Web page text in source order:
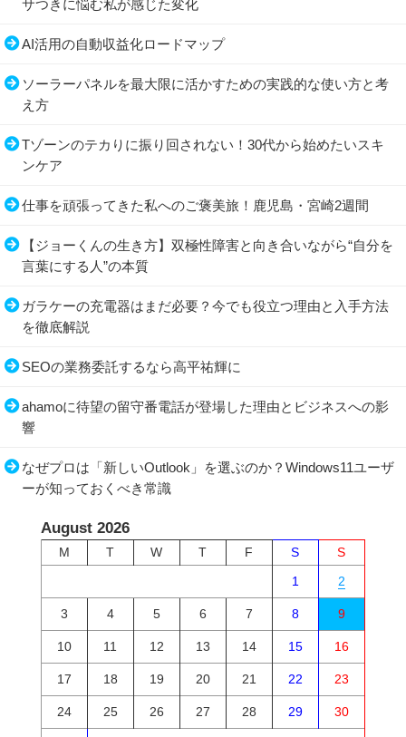
サつきに悩む私が感じた変化
AI活用の自動収益化ロードマップ
ソーラーパネルを最大限に活かすための実践的な使い方と考
え方
Tゾーンのテカりに振り回されない！30代から始めたいスキ
ンケア
仕事を頑張ってきた私へのご褒美旅！鹿児島・宮崎2週間
【ジョーくんの生き方】双極性障害と向き合いながら“自分を
言葉にする人”の本質
ガラケーの充電器はまだ必要？今でも役立つ理由と入手方法
を徹底解説
SEOの業務委託するなら高平祐輝に
ahamoに待望の留守番電話が登場した理由とビジネスへの影
響
なぜプロは「新しいOutlook」を選ぶのか？Windows11ユーザ
ーが知っておくべき常識
August 2026
M T W T F S
S
1
2
3 4 5 6 7 8 9
10 11 12 13 14 15 16
17 18 19 20 21 22 23
24 25 26 27 28 29 30